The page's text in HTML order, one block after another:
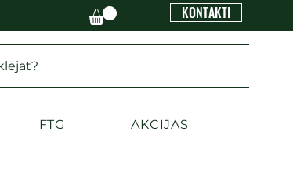
KONTAKTI
FTG AKCIJAS